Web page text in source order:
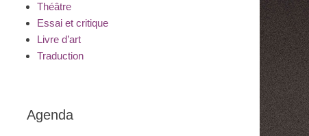
Théâtre
Essai et critique
Livre d’art
Traduction
Agenda